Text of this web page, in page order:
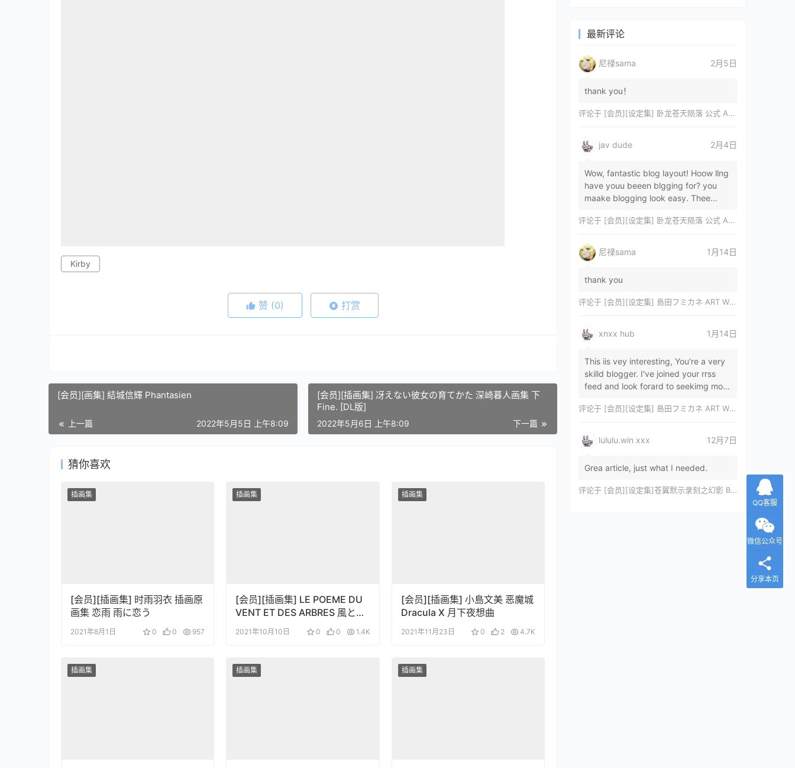
Kirby
赞 (0) 打赏
[会员][画集] 結城信輝 Phantasien
上一篇 2022年5月5日 上午8:09
[会员][插画集] 冴えない彼女の育てかた 深崎暮人画集 下
Fine. [DL版]
下一篇
2022年5月6日 上午8:09
猜你喜欢
插画集
[会员][插画集] 时雨羽衣 插画原
画集 恋雨 雨に恋う
2021年8月1日 0 0 957
插画集
[会员][插画集] LE POEME DU
VENT ET DES ARBRES 風と木
の詩 竹宮恵子豪華イラスト集
2021年10月10日 0 0 1.4K
插画集
[会员][插画集] 小島文美 恶魔城
Dracula X 月下夜想曲
2021年11月23日 0 2 4.7K
插画集 插画集 插画集
最新评论
尼禄sama 2月5日
thank you！
评论于 [会员][设定集] 卧龙苍天陨落 公式 ARTWORKS[DL]
jav dude 2月4日
Wow, fantastic blog layout! Hoow llng
have youu beeen blgging for? you
maake blogging look easy. Thee
magnificent, let…
评论于 [会员][设定集] 卧龙苍天陨落 公式 ARTWORKS[DL]
尼禄sama 1月14日
thank you
评论于 [会员][设定集] 島田フミカネ ART WORKS EXTRA Luminous Witches[DL]
xnxx hub 1月14日
This iis vey interesting, You're a very
skilld blogger. I've joined your rrss
feed and look forard to seekimg mor
评论于 [会员][设定集] 島田フミカネ ART WORKS EXTRA Luminous Witches[DL]
lululu.win xxx 12月7日
Grea article, just what I needed.
评论于 [会员][设定集]苍翼默示录刻之幻影 BLAZBLUE CHRONOPHANTASMA 公式設定資料集II
QQ客服
微信公众号
分享本页